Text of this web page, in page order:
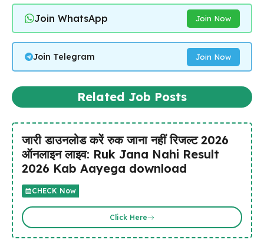
Join WhatsApp Join Now
Join Telegram Join Now
Related Job Posts
जारी डाउनलोड करें रुक जाना नहीं रिजल्ट 2026
ऑनलाइन लाइव: Ruk Jana Nahi Result
2026 Kab Aayega download
CHECK Now
Click Here